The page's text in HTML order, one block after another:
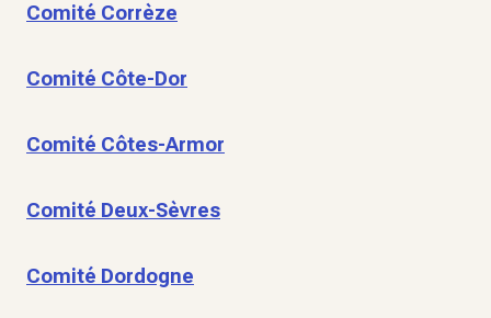
Comité Corrèze
Comité Côte-Dor
Comité Côtes-Armor
Comité Deux-Sèvres
Comité Dordogne